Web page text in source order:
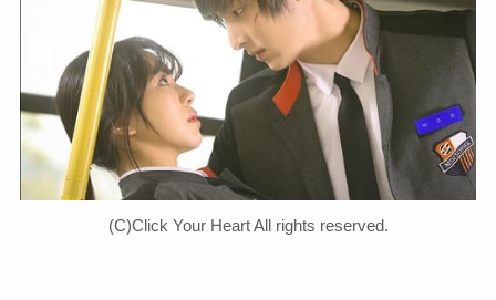
(C)Click Your Heart All rights reserved.